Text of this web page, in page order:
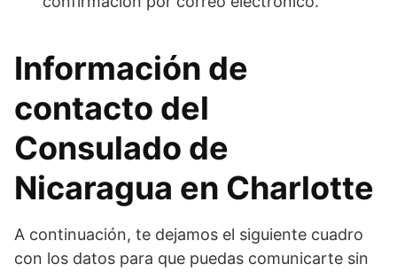
Información de
contacto del
Consulado de
Nicaragua en Charlotte
A continuación, te dejamos el siguiente cuadro
con los datos para que puedas comunicarte sin